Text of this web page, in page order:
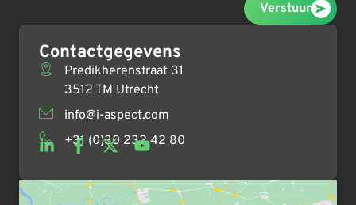
Verstuur
Contactgegevens
Predikherenstraat 31
3512 TM Utrecht
info@i-aspect.com
+31 (0)30 232 42 80